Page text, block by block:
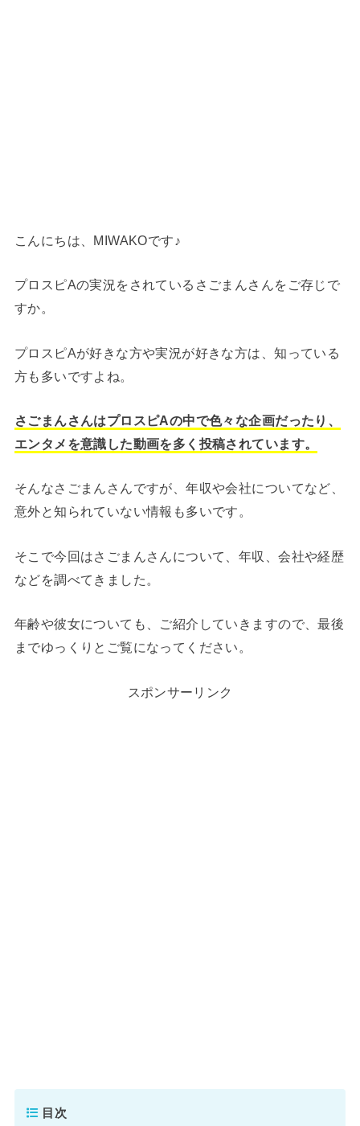
こんにちは、MIWAKOです♪
プロスピAの実況をされているさごまんさんをご存じで
すか。
プロスピAが好きな方や実況が好きな方は、知っている
方も多いですよね。
さごまんさんはプロスピAの中で色々な企画だったり、
エンタメを意識した動画を多く投稿されています。
そんなさごまんさんですが、年収や会社についてなど、
意外と知られていない情報も多いです。
そこで今回はさごまんさんについて、年収、会社や経歴
などを調べてきました。
年齢や彼女についても、ご紹介していきますので、最後
までゆっくりとご覧になってください。
スポンサーリンク
目次